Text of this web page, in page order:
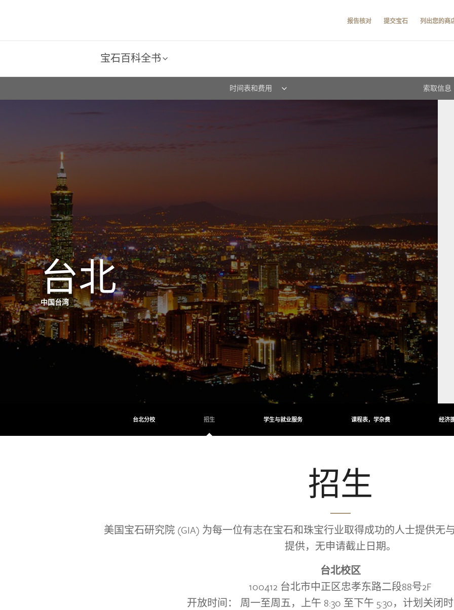
报告核对 提交宝石 列出您的商
宝石百科全书
时间表和费用 索取信息
台北
中国台湾
台北分校 招生 学生与就业服务 课程表，学杂费 经济
招生
美国宝石研究院 (GIA) 为每一位有志在宝石和珠宝行业取得成功的人士提供无
提供，无申请截止日期。
台北校区
100412 台北市中正区忠孝东路二段88号2F
开放时间： 周一至周五，上午 8:30 至下午 5:30，计划关闭